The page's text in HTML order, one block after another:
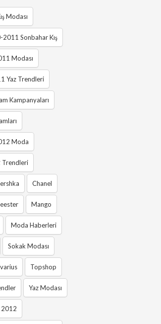
Modası
Sonbahar Kış
Modası
Yaz Trendleri
Kampanyaları
Moda
Trendleri
Chanel
Mango
Moda Haberleri
Sokak Modası
Topshop
Yaz Modası
2012